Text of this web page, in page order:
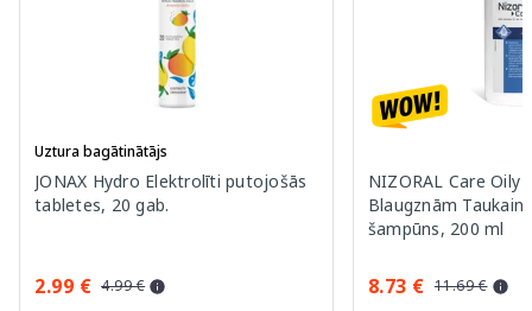
Uztura bagātinātājs
JONAX Hydro Elektrolīti putojošās
tabletes, 20 gab.
2.99 € 4.99 €
NIZORAL Care Oily
Blaugznām
šampūns, 200 ml
8.73 € 11.69 €